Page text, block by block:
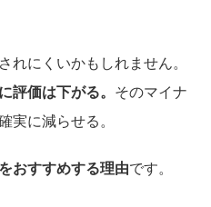
れにくいかもしれません。
評価は下がる。 そのマイナ
実に減らせる。
おすすめする理由です。